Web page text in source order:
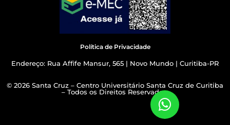
Política de Privacidade
Endereço: Rua Affife Mansur, 565 | Novo Mundo | Curitiba-PR
© 2026 Santa Cruz – Centro Universitário Santa Cruz de Curitiba
– Todos os Direitos Reservados.